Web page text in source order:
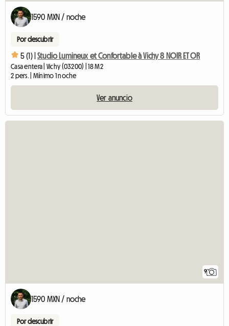
1590 MXN / noche
Por descubrir
5 (1) | Studio Lumineux et Confortable à Vichy 8 NOIR ET OR
Casa entera | Vichy (03200) | 18 M2
2 pers. | Mínimo 1 noche
Ver anuncio
9
1590 MXN / noche
Por descubrir